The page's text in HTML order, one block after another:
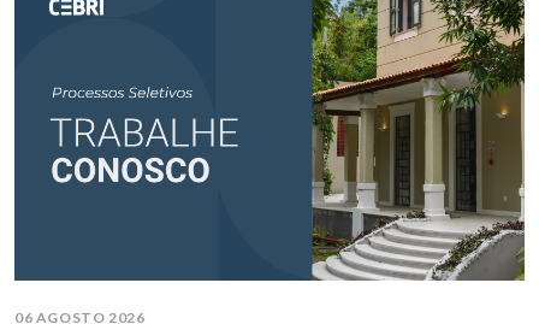
06 AGOSTO 2026